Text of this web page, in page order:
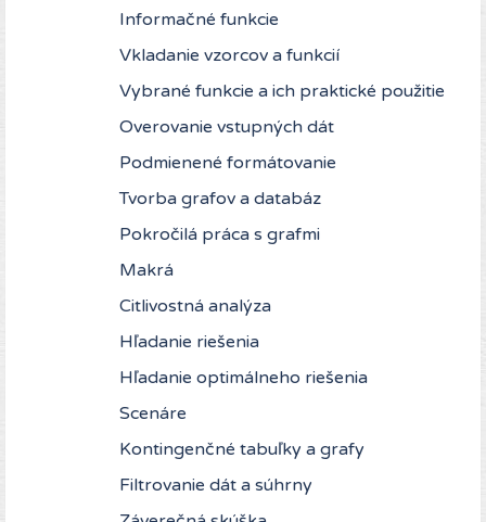
Informačné funkcie
Vkladanie vzorcov a funkcií
Vybrané funkcie a ich praktické použitie
Overovanie vstupných dát
Podmienené formátovanie
Tvorba grafov a databáz
Pokročilá práca s grafmi
Makrá
Citlivostná analýza
Hľadanie riešenia
Hľadanie optimálneho riešenia
Scenáre
Kontingenčné tabuľky a grafy
Filtrovanie dát a súhrny